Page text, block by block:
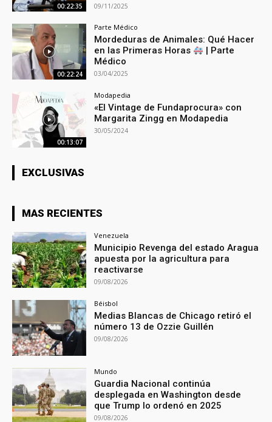
00:22:35 09/11/2025
00:22:24
Parte Médico
Mordeduras de Animales: Qué Hacer
en las Primeras Horas
| Parte
Médico
03/04/2025
00:13:07
Modapedia
«El Vintage de Fundaprocura» con
Margarita Zingg en Modapedia
30/05/2024
EXCLUSIVAS
MAS RECIENTES
Venezuela
Municipio Revenga del estado Aragua
apuesta por la agricultura para
reactivarse
09/08/2026
Béisbol
Medias Blancas de Chicago retiró el
número 13 de Ozzie Guillén
09/08/2026
Mundo
Guardia Nacional continúa
desplegada en Washington desde
que Trump lo ordenó en 2025
09/08/2026